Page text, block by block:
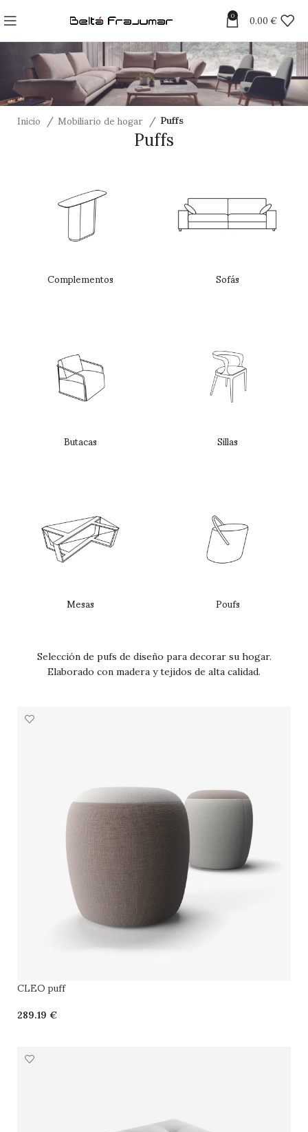
0 0.00 €
Inicio Mobiliario de hogar Puffs
Puffs
Complementos Sofás
Butacas Sillas
Mesas Poufs
Selección de pufs de diseño para decorar su hogar.
Elaborado con madera y tejidos de alta calidad.
CLEO puff
€